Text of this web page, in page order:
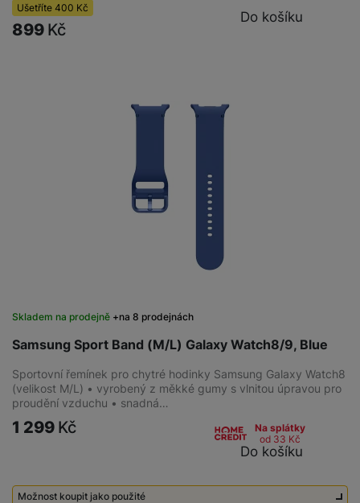
Ušetříte 400 Kč
899 Kč
Do košíku
Samsung Sport Band (M/L) Galaxy Watch8/9, Blue
Skladem na prodejně na 8 prodejnách
Sportovní řemínek pro chytré hodinky Samsung Galaxy Watch8
(velikost M/L) • vyrobený z měkké gumy s vlnitou úpravou pro
proudění vzduchu • snadná…
1 299 Kč
Na splátky
od 33 Kč
Do košíku
Možnost koupit jako použité